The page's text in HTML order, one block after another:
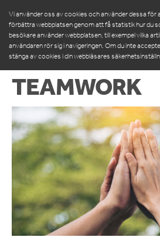
Vi använder oss av cookies och använder dessa för
förbättra webbplatsen genom att få statistik hur du
besökare använder webbplatsen, till exempel vilka
användaren rör sig i navigeringen. Om du inte
stänga av cookies i din webbläsares
PRODUKTER
SERVICE & RESERVDELAR
NYHETSRUM
OM OSS
MÖT VÅR LEDNINGSGRUPP
HÅLLBARHET
INSPIRATION
FRAMGÅNGSHISTORIER
TEAMWORK